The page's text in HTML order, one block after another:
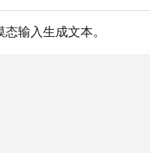
输入生成文本。